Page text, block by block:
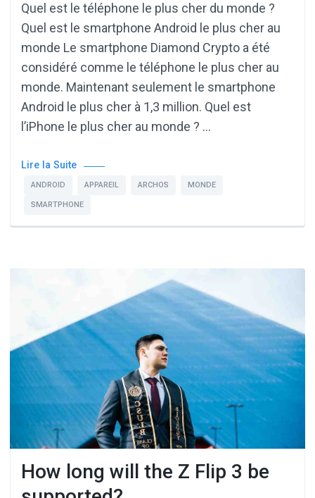
Quel est le téléphone le plus cher du monde ?
Quel est le smartphone Android le plus cher au
monde Le smartphone Diamond Crypto a été
considéré comme le téléphone le plus cher au
monde. Maintenant seulement le smartphone
Android le plus cher à 1,3 million. Quel est
l’iPhone le plus cher au monde ? …
Lire la Suite
ANDROID APPAREIL ARCHOS MONDE
SMARTPHONE
How long will the Z Flip 3 be